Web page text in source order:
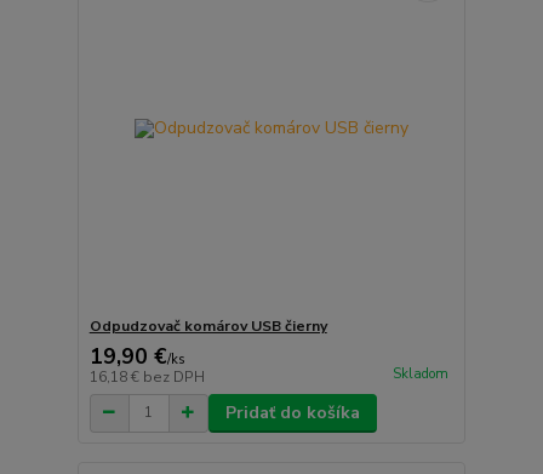
Odpudzovač komárov USB čierny
19,90 €/ks
16,18 € bez DPH Skladom
Pridať do košíka